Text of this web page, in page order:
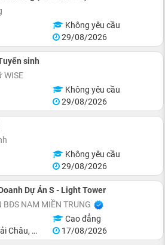
Không yêu cầu
29/08/2026
sinh
WISE
Không yêu cầu
29/08/2026
Không yêu cầu
29/08/2026
Dự Án S - Light Tower
BĐS NAM MIỀN TRUNG
Cao đẳng
Khu vực lân cận Đà Nẵng
17/08/2026